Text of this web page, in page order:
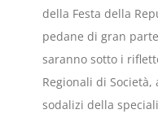
della Festa della
pedane di gran
saranno sotto i
Regionali di
sodalizi della